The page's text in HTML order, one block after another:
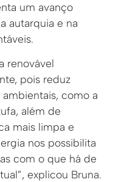
um avanço
autarquia e na
renovável
pois reduz
como a
além de
mais limpa e
nos possibilita
com o que há de
explicou Bruna.